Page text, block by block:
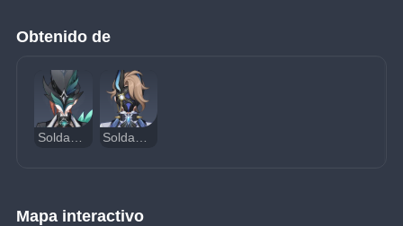
Obtenido de
Mapa interactivo